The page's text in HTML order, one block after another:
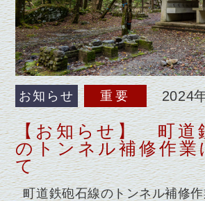
お知らせ 重要 2024
【お知らせ】 町道
のトンネル補修作業
て
町道鉄砲石線のトンネル補修